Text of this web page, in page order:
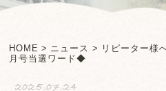
HOME > ニュース > リピーター様
月号当選ワード◆
2025.07.24